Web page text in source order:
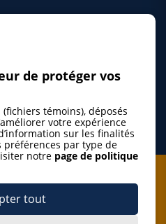
à l'infolettre
de protéger vos
témoins), déposés
votre expérience
sur les finalités
par type de
notre page de politique
tout